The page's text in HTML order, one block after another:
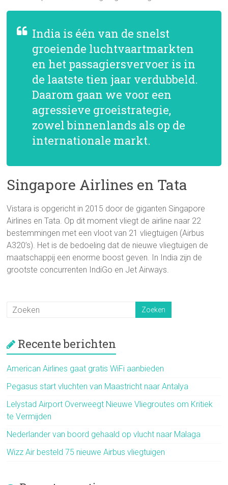
India is één van de snelst
groeiende luchtvaartmarkten
en het passagiersvervoer is in
de laatste tien jaar verdubbeld.
Daarom gaan we voor een
agressieve groeistrategie,
zowel binnenlands als op de
internationale markt.
Singapore Airlines en Tata
Vistara is opgericht in 2015 door de giganten Singapore
Airlines en Tata. Op dit moment vliegt de airline naar 22
bestemmingen met een vloot van 21 vliegtuigen (Airbus
A320’s). Het is de bedoeling dat de nieuwe vliegtuigen de
maatschappij een enorme boost geven. In India zijn de
grootste concurrenten IndiGo en Jet Airways.
Recente berichten
American Airlines gaat gratis WiFi aanbieden
Pegasus start vluchten van Maastricht naar Antalya
Lelystad Airport Overweegt Nieuwe Vliegroutes om Kritiek
te Vermijden
Nederlander van boord gehaald op vlucht naar Malaga
Wizz Air besteld 75 nieuwe Airbus vliegtuigen